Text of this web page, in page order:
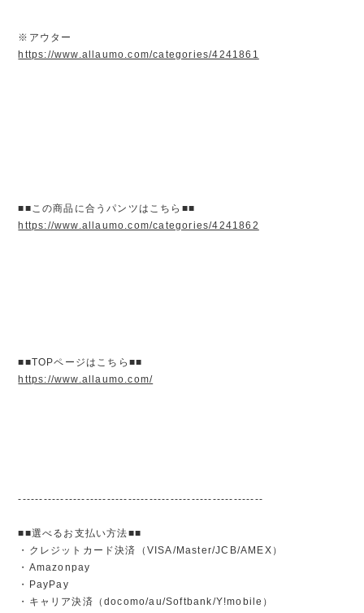
※アウター
https://www.allaumo.com/categories/4241861
■■この商品に合うパンツはこちら■■
https://www.allaumo.com/categories/4241862
■■TOPページはこちら■■
https://www.allaumo.com/
----------------------------------------------------------
■■選べるお支払い方法■■
・クレジットカード決済（VISA/Master/JCB/AMEX）
・Amazonpay
・PayPay
・キャリア決済（docomo/au/Softbank/Y!mobile）